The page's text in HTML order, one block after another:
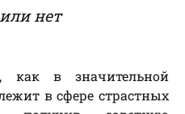
нет
как в значительной
в сфере страстных